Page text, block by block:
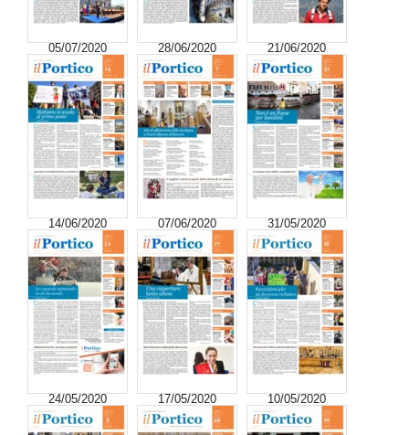
05/07/2020 28/06/2020 21/06/2020
14/06/2020 07/06/2020 31/05/2020
24/05/2020 17/05/2020 10/05/2020